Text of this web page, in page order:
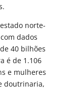
norte-
dados
40 bilhões
é de 1.106
e mulheres
doutrinaria,